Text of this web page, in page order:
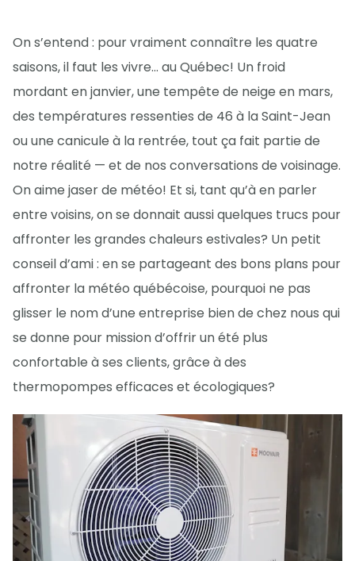
On s’entend : pour vraiment connaître les quatre
saisons, il faut les vivre… au Québec! Un froid
mordant en janvier, une tempête de neige en mars,
des températures ressenties de 46 à la Saint-Jean
ou une canicule à la rentrée, tout ça fait partie de
notre réalité — et de nos conversations de voisinage.
On aime jaser de météo! Et si, tant qu’à en parler
entre voisins, on se donnait aussi quelques trucs pour
affronter les grandes chaleurs estivales? Un petit
conseil d’ami : en se partageant des bons plans pour
affronter la météo québécoise, pourquoi ne pas
glisser le nom d’une entreprise bien de chez nous qui
se donne pour mission d’offrir un été plus
confortable à ses clients, grâce à des
thermopompes efficaces et écologiques?